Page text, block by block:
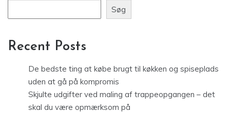
Søg
Recent Posts
De bedste ting at købe brugt til køkken og spiseplads
uden at gå på kompromis
Skjulte udgifter ved maling af trappeopgangen – det
skal du være opmærksom på